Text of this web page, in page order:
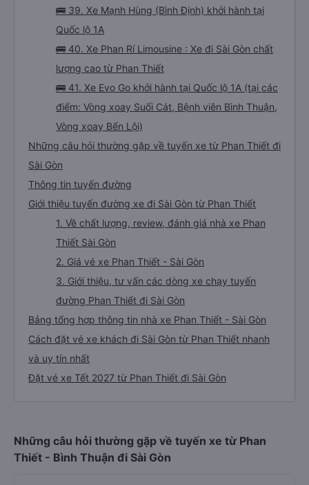
🚌 39. Xe Mạnh Hùng (Bình Định) khởi hành tại
Quốc lộ 1A
🚌 40. Xe Phan Rí Limousine : Xe đi Sài Gòn chất
lượng cao từ Phan Thiết
🚌 41. Xe Evo Go khởi hành tại Quốc lộ 1A (tại các
điểm: Vòng xoay Suối Cát, Bệnh viên Bình Thuận,
Vòng xoay Bến Lội)
Những câu hỏi thường gặp về tuyến xe từ Phan Thiết đi
Sài Gòn
Thông tin tuyến đường
Giới thiệu tuyến đường xe đi Sài Gòn từ Phan Thiết
1. Về chất lượng, review, đánh giá nhà xe Phan
Thiết Sài Gòn
2. Giá vé xe Phan Thiết - Sài Gòn
3. Giới thiệu, tư vấn các dòng xe chạy tuyến
đường Phan Thiết đi Sài Gòn
Bảng tổng hợp thông tin nhà xe Phan Thiết - Sài Gòn
Cách đặt vé xe khách đi Sài Gòn từ Phan Thiết nhanh
và uy tín nhất
Đặt vé xe Tết 2027 từ Phan Thiết đi Sài Gòn
Những câu hỏi thường gặp về tuyến xe từ Phan
Thiết - Bình Thuận đi Sài Gòn